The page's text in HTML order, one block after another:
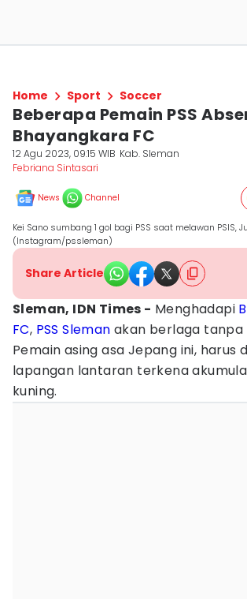
Home Sport Soccer
Beberapa Pemain PSS
Bhayangkara FC
12 Agu 2023, 09:15 WIB Kab. Sleman
Febriana Sintasari
News Channel
Kei Sano sumbang 1 gol bagi PSS saat melawan PSIS,
(Instagram/pssleman)
Share Article
Sleman, IDN Times - Menghadapi
FC, PSS Sleman akan berlaga tanpa
Pemain asing asa Jepang ini, harus
lapangan lantaran terkena
kuning.